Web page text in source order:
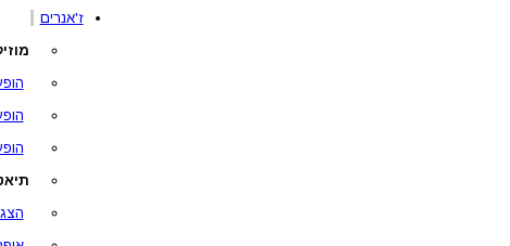
ז'אנרים